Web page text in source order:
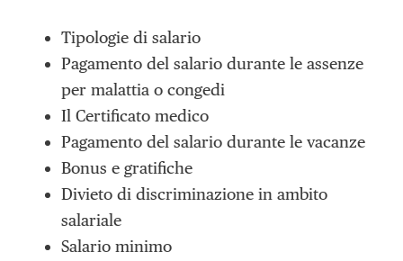
Tipologie di salario
Pagamento del salario durante le assenze
per malattia o congedi
Il Certificato medico
Pagamento del salario durante le vacanze
Bonus e gratifiche
Divieto di discriminazione in ambito
salariale
Salario minimo